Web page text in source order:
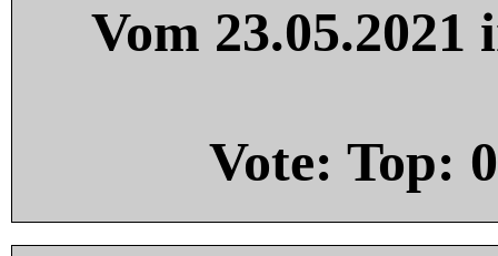
Vom
Vote: Top: 0